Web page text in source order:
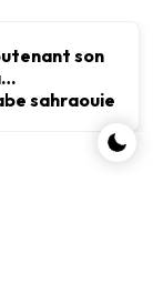
son
sahraouie